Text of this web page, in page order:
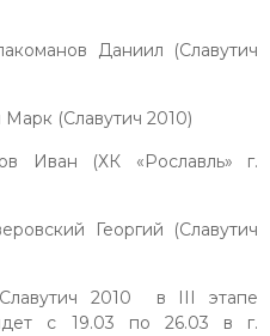
Даниил (Славутич
(Славутич 2010)
Иван (ХК «Рославль» г.
Георгий (Славутич
2010 в III этапе
с 19.03 по 26.03 в г.